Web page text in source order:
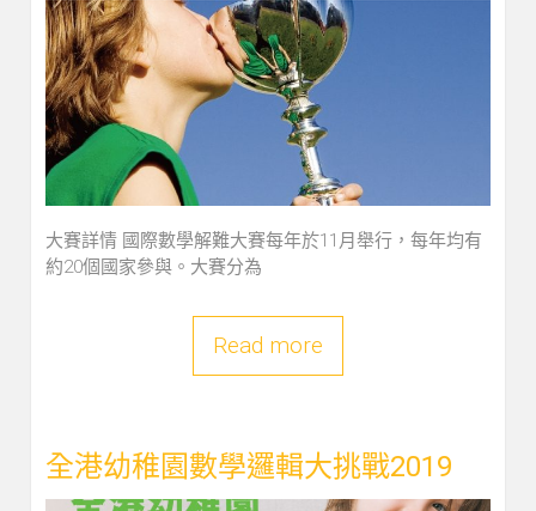
大賽詳情 國際數學解難大賽每年於11月舉行，每年均有
約20個國家參與。大賽分為
Read more
全港幼稚園數學邏輯大挑戰2019